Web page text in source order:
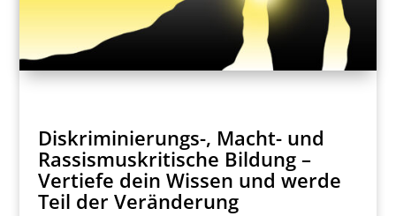
Diskriminierungs-, Macht- und
Rassismuskritische Bildung –
Vertiefe dein Wissen und werde
Teil der Veränderung